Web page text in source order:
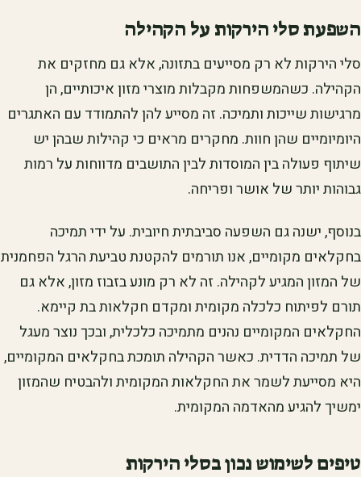
השפעת סלי הירקות על הקהילה
סלי הירקות לא רק מסייעים בתזונה, אלא גם מחזקים את
הקהילה. כשהמשפחות מקבלות מוצרי מזון איכותיים, הן
מרגישות שייכות ותמיכה. זה מסייע להן להתמודד עם האתגרים
היומיומיים שהן חוות. מחקרים מראים כי קהילות שבהן יש
שיתוף פעולה בין המוסדות לבין התושבים מדווחות על רמות
גבוהות יותר של אושר ופריחה.
בנוסף, ישנה גם השפעה סביבתית חיובית. על ידי תמיכה
בחקלאים מקומיים, אנו תורמים להקטנת טביעת הרגל הפחמנית
של המזון המגיע לקהילה. זה לא רק מונע בזבוז מזון, אלא גם
תורם לפיתוח כלכלה מקומית ומקדם חקלאות בת קיימא.
החקלאים המקומיים נהנים מתמיכה כלכלית, ובכך נוצר מעגל
של תמיכה הדדית. כאשר הקהילה תומכת בחקלאים המקומיים,
היא מסייעת לשמר את החקלאות המקומית ולהבטיח שהמזון
ימשיך להגיע מהאדמה המקומית.
טיפים לשימוש נכון בסלי הירקות